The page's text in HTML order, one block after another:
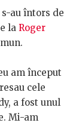
au întors de
la Roger
am început
cele
a fost unul
Mi-am